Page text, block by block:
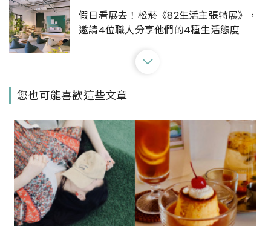
假日看展去！松菸《82生活主張特展》，
邀請4位職人分享他們的4種生活態度
「Island133」！凌宗湧更曾在此主策《可
滿滿都是Kpop的韓流歐吧！韓國最夯
《D'FESTA》7月松菸開展，3大展區紀錄
BTS等韓團實錄
您也可能喜歡這些文章